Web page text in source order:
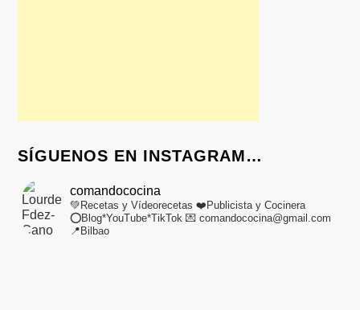
SÍGUENOS EN INSTAGRAM…
comandococina
💚Recetas y Vídeorecetas ❤️Publicista y Cocinera
⭕Blog*YouTube*TikTok 💌 comandococina@gmail.com
📍Bilbao